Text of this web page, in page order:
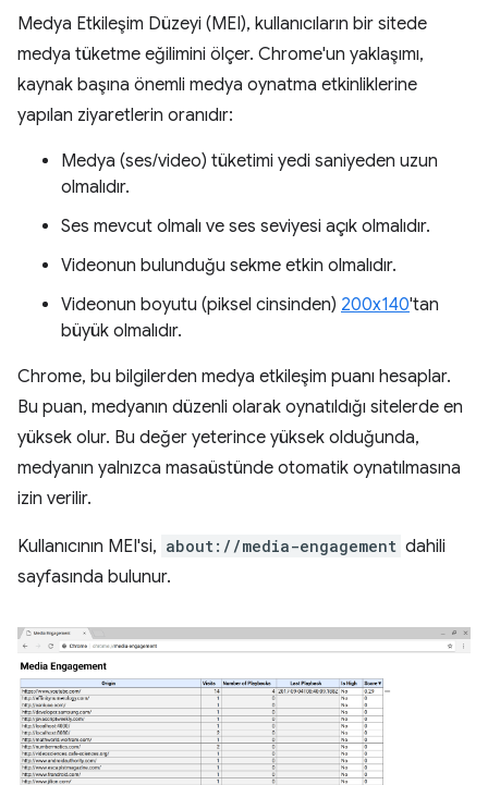
Medya Etkileşim Düzeyi (MEI), kullanıcıların bir sitede
medya tüketme eğilimini ölçer. Chrome'un yaklaşımı,
kaynak başına önemli medya oynatma etkinliklerine
yapılan ziyaretlerin oranıdır:
Medya (ses/video) tüketimi yedi saniyeden uzun
olmalıdır.
Ses mevcut olmalı ve ses seviyesi açık olmalıdır.
Videonun bulunduğu sekme etkin olmalıdır.
Videonun boyutu (piksel cinsinden) 200x140'tan
büyük olmalıdır.
Chrome, bu bilgilerden medya etkileşim puanı hesaplar.
Bu puan, medyanın düzenli olarak oynatıldığı sitelerde en
yüksek olur. Bu değer yeterince yüksek olduğunda,
medyanın yalnızca masaüstünde otomatik oynatılmasına
izin verilir.
Kullanıcının MEI'si, about://media-engagement dahili
sayfasında bulunur.